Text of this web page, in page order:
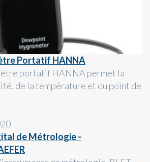
Portatif HANNA
portatif HANNA permet la
de la température et du point de
de Métrologie -